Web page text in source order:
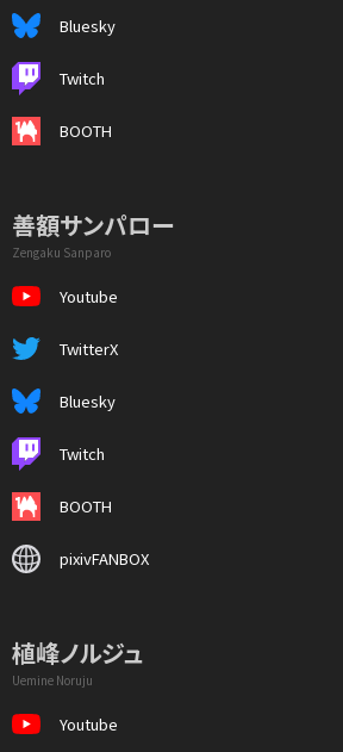
Bluesky
Twitch
BOOTH
善額サンパロー
Zengaku Sanparo
Youtube
TwitterX
Bluesky
Twitch
BOOTH
pixivFANBOX
植峰ノルジュ
Uemine Noruju
Youtube